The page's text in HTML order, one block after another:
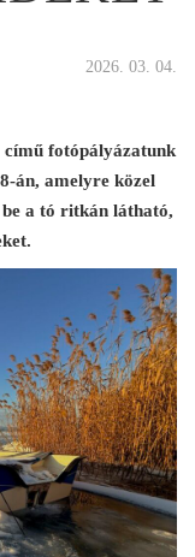
2026. 03. 04.
fotópályázatunk
án, amelyre közel
a tó ritkán látható,